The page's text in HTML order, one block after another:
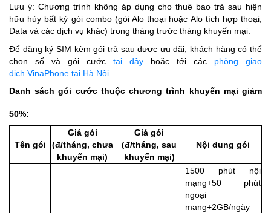
Lưu ý: Chương trình không áp dụng cho thuê bao trả sau hiện
hữu hủy bất kỳ gói combo (gói Alo thoại hoặc Alo tích hợp thoại,
Data và các dịch vụ khác) trong tháng trước tháng khuyến mại.
Để đăng ký SIM kèm gói trả sau được ưu đãi, khách hàng có thể
chọn số và gói cước tại đây hoặc tới các phòng giao
dịch VinaPhone tại Hà Nội
Danh sách gói cước thuộc chương trình khuyến mại giảm
50%:
Tên gói
Giá gói
(đ/tháng, chưa
khuyến mại)
Giá gói
(đ/tháng, sau
khuyến mại)
Nội dung gói
1500 phút nội
mạng+50 phút
ngoại
mạng+2GB/ngày